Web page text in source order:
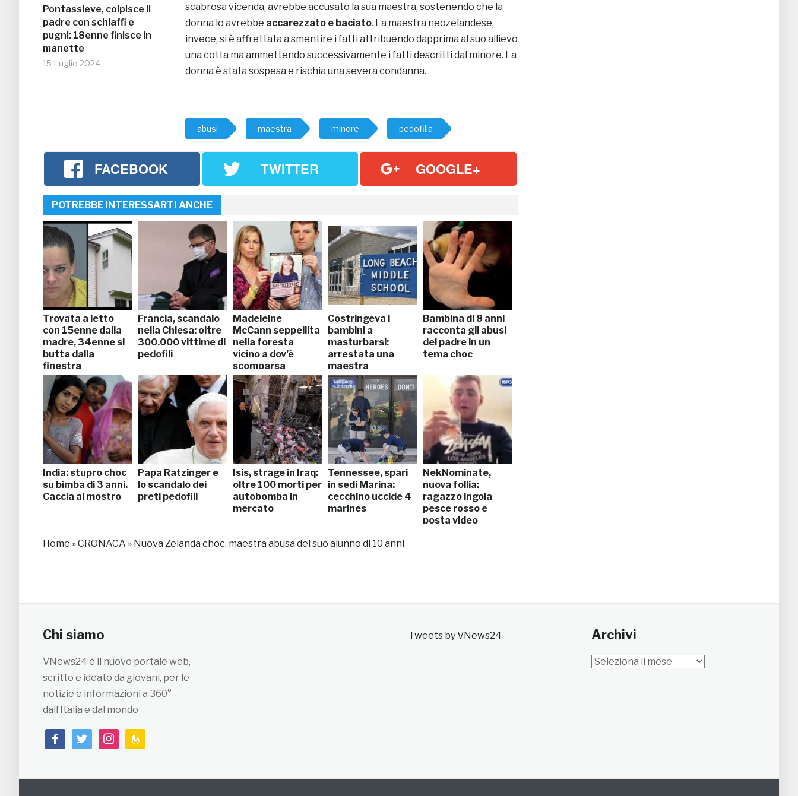
Pontassieve, colpisce il
padre con schiaffi e
pugni: 18enne finisce in
manette
15 Luglio 2024
scabrosa vicenda, avrebbe accusato la sua maestra, sostenendo che la
donna lo avrebbe accarezzato e baciato. La maestra neozelandese,
invece, si è affrettata a smentire i fatti attribuendo dapprima al suo allievo
una cotta ma ammettendo successivamente i fatti descritti dal minore. La
donna è stata sospesa e rischia una severa condanna.
abusi maestra minore pedofilia
FACEBOOK TWITTER GOOGLE+
POTREBBE INTERESSARTI ANCHE
Trovata a letto
con 15enne dalla
madre, 34enne si
butta dalla
finestra
Francia, scandalo
nella Chiesa: oltre
300.000 vittime di
pedofili
Madeleine
McCann seppellita
nella foresta
vicino a dov’è
scomparsa
Costringeva i
bambini a
masturbarsi:
arrestata una
maestra
Bambina di 8 anni
racconta gli abusi
del padre in un
tema choc
India: stupro choc
su bimba di 3 anni.
Caccia al mostro
Papa Ratzinger e
lo scandalo dei
preti pedofili
Isis, strage in Iraq:
oltre 100 morti per
autobomba in
mercato
Tennessee, spari
in sedi Marina:
cecchino uccide 4
marines
NekNominate,
nuova follia:
ragazzo ingoia
pesce rosso e
posta video
Home »CRONACA » Nuova Zelanda choc, maestra abusa del suo alunno di 10 anni
Chi siamo
VNews24 è il nuovo portale web,
scritto e ideato da giovani, per le
notizie e informazioni a 360°
dall’Italia e dal mondo
facebooktwitterinstagramfeedburner
Tweets by VNews24 Archivi
Archivi